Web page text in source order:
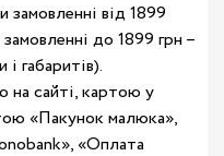
від 1899
до 1899 грн –
габаритів).
на сайті, картою у
«Пакунок малюка»,
«Оплата